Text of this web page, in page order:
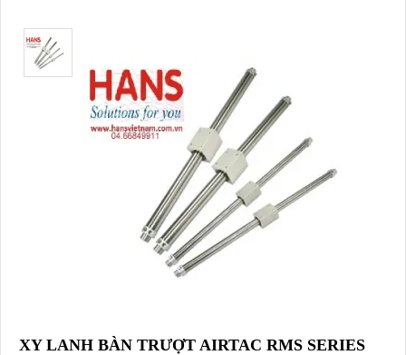
XY LANH BÀN TRƯỢT AIRTAC RMS SERIES